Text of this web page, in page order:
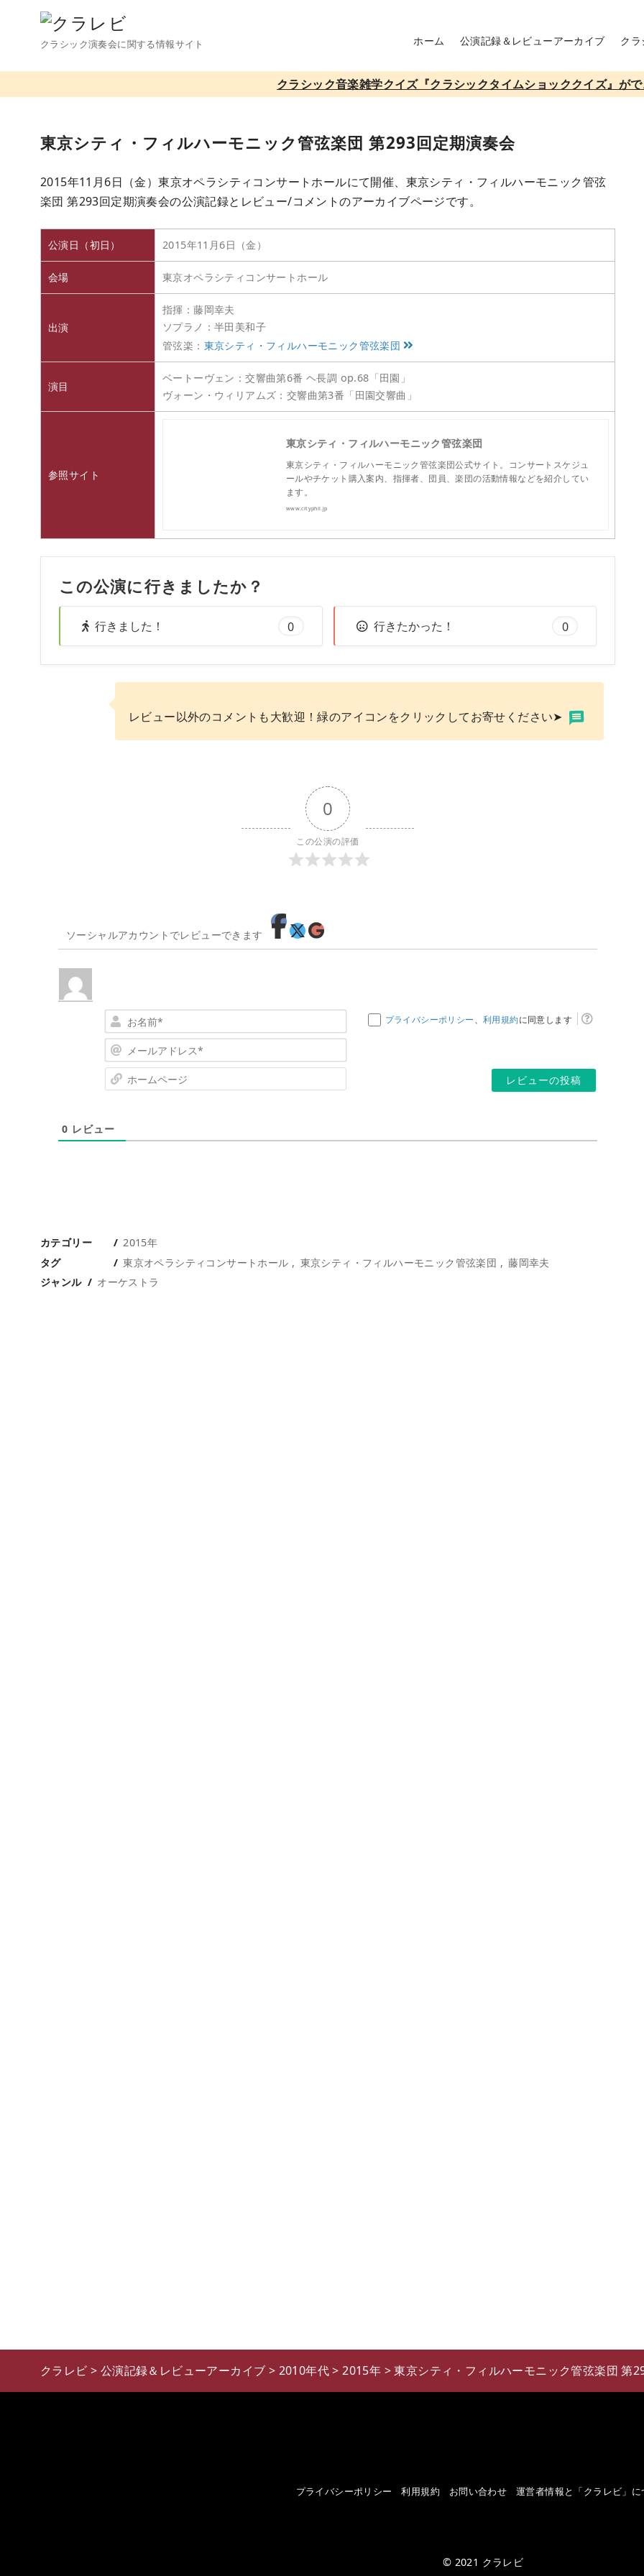
クラシック演奏会に関する情報サイト ホーム 公演記録＆レビューアーカイブ ク
クラシック音楽雑学クイズ『クラシックタイムショッククイズ』が
東京シティ・フィルハーモニック管弦楽団 第293回定期演奏会
2015年11月6日（金）東京オペラシティコンサートホールにて開催、東京シティ・フィルハーモニック管弦
楽団 第293回定期演奏会の公演記録とレビュー/コメントのアーカイブページです。
公演日（初日） 2015年11月6日（金）
会場 東京オペラシティコンサートホール
出演
指揮：藤岡幸夫
ソプラノ：半田美和子
管弦楽： 東京シティ・フィルハーモニック管弦楽団
演目
ベートーヴェン：交響曲第6番 ヘ長調 op.68「田園」
ヴォーン・ウィリアムズ：交響曲第3番「田園交響曲」
参照サイト
東京シティ・フィルハーモニック管弦楽団
東京シティ・フィルハーモニック管弦楽団公式サイト。コンサートスケジュ
ールやチケット購入案内、指揮者、団員、楽団の活動情報などを紹介してい
ます。
www.cityphil.jp
この公演に行きましたか？
行きました！ 0 行きたかった！ 0
レビュー以外のコメントも大歓迎！緑のアイコンをクリックしてお寄せください➤
0
この公演の評価
ソーシャルアカウントでレビューできます
名
*ー
ス
ー
ー
プライバシーポリシー、 利用規約に同意します
0 レビュー
カテゴリー
2015年
タグ
東京オペラシティコンサートホール 東京シティ・フィルハーモニック管弦楽団
藤岡幸夫
ジャンル
オーケストラ
クラレビ > 公演記録＆レビューアーカイブ > 2010年代>2015年 >東京シティ・フィルハーモニック管弦楽団 第
プライバシーポリシー 利用規約 お問い合わせ 運営者情報と「クラレビ」に
© 2021 クラレビ